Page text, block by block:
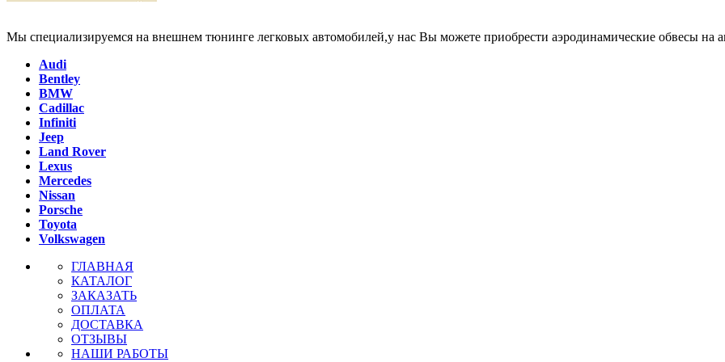
Мы специализируемся на внешнем тюнинге легковых автомобилей,у нас Вы можете приобрести аэродинамические обвесы на
Audi
Bentley
BMW
Cadillac
Infiniti
Jeep
Land Rover
Lexus
Mercedes
Nissan
Porsche
Toyota
Volkswagen
ГЛАВНАЯ
КАТАЛОГ
ЗАКАЗАТЬ
ОПЛАТА
ДОСТАВКА
ОТЗЫВЫ
НАШИ РАБОТЫ